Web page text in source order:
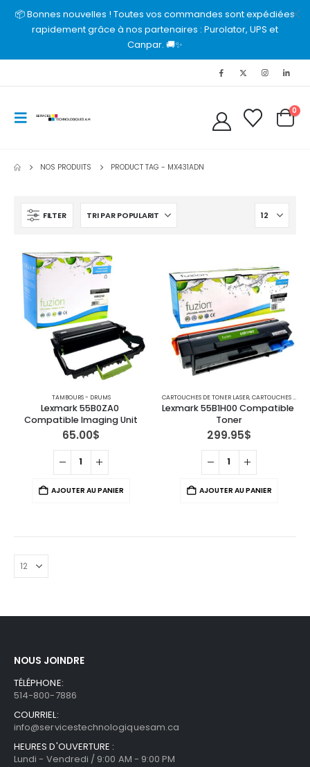
📦 Bonnes nouvelles ! Toutes vos commandes sont expédiées
rapidement grâce à nos partenaires : Purolator, UPS et
Canpar. 🚚✨
0
NOS PRODUITS PRODUCT TAG - MX431ADN
FILTER
TAMBOURS - DRUMS
Lexmark 55B0ZA0
Compatible Imaging Unit
65.00$
AJOUTER AU PANIER
CARTOUCHES DE TONER LASER,CARTOUCHES POUR IMPRIMANTES LEXMARK
Lexmark 55B1H00 Compatible
Toner
299.95$
AJOUTER AU PANIER
NOUS JOINDRE
TÉLÉPHONE:
514-800-7886
COURRIEL:
info@servicestechnologiquesam.ca
HEURES D'OUVERTURE :
Lundi - Vendredi / 9:00 AM - 9:00 PM